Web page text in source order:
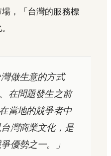
，「台灣的服務標
灣做生意的方式
在問題發生之前
當地的競爭者中
灣商業文化，是
優勢之一。」